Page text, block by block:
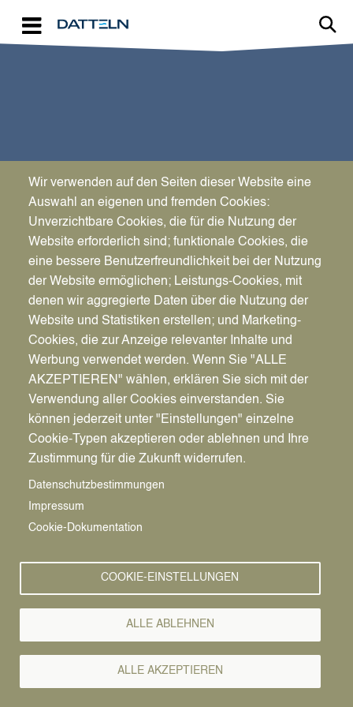
SPORT & KULTUR
Dabei sein ist alles
Pfadnavigation
Stadt | Rathaus | Familie Unsere Stadt Vereine
Vereine
Ruderverein Datteln von 1928 e.V.
Kurzbeschreibung
Sportarten: Rudern, Indoorrowing und Ergänzungssport
Homepage
http://www.rv-datteln.de
Wir verwenden auf den Seiten dieser Website eine
Auswahl an eigenen und fremden Cookies:
Unverzichtbare Cookies, die für die Nutzung der
Website erforderlich sind; funktionale Cookies, die
eine bessere Benutzerfreundlichkeit bei der Nutzung
der Website ermöglichen; Leistungs-Cookies, mit
denen wir aggregierte Daten über die Nutzung der
Website und Statistiken erstellen; und Marketing-
Cookies, die zur Anzeige relevanter Inhalte und
Werbung verwendet werden. Wenn Sie "ALLE
AKZEPTIEREN" wählen, erklären Sie sich mit der
Verwendung aller Cookies einverstanden. Sie
können jederzeit unter "Einstellungen" einzelne
Cookie-Typen akzeptieren oder ablehnen und Ihre
Zustimmung für die Zukunft widerrufen.
Datenschutzbestimmungen
Impressum
Cookie-Dokumentation
COOKIE-EINSTELLUNGEN
ALLE ABLEHNEN
ALLE AKZEPTIEREN